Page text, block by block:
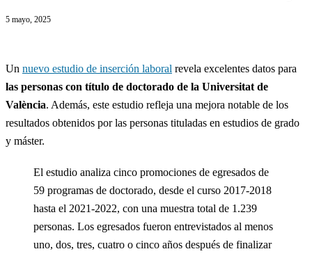
5 mayo, 2025
Un nuevo estudio de inserción laboral revela excelentes datos para
las personas con título de doctorado de la Universitat de
València. Además, este estudio refleja una mejora notable de los
resultados obtenidos por las personas tituladas en estudios de grado
y máster.
El estudio analiza cinco promociones de egresados de
59 programas de doctorado, desde el curso 2017-2018
hasta el 2021-2022, con una muestra total de 1.239
personas. Los egresados fueron entrevistados al menos
uno, dos, tres, cuatro o cinco años después de finalizar